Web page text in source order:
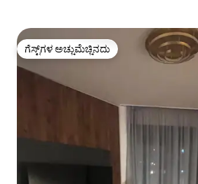
ಗೆಸ್ಟ್‌ಗಳ ಅಚ್ಚುಮೆಚ್ಚಿನದು
ಗೆಸ್ಟ್‌ಗಳ ಅಚ್ಚುಮೆಚ್ಚಿನದು